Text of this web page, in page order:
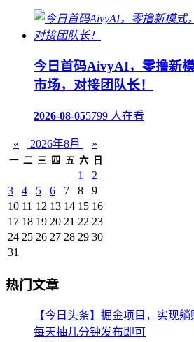
今日首码AivyAI，零撸新
市场，对接团队长！
2026-08-055799 人在看
« 2026年8月 »
一 二 三 四 五 六 日
1
2
3
4 5 6 7 8
9
10 11 12 13 14 15 16
17 18 19 20 21 22 23
24 25 26 27 28 29 30
31
热门文章
【今日头条】掘金项目，实现
每天抽几分钟发布即可